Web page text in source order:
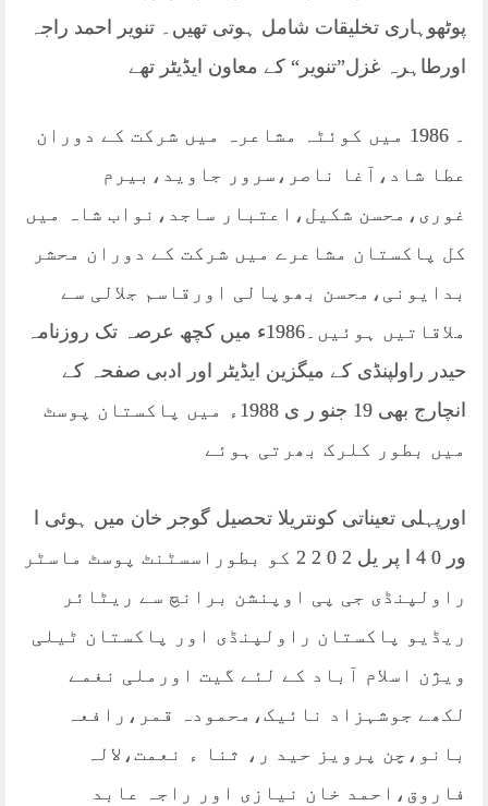
پوٹھوہاری تخلیقات شامل ہوتی تھیں۔ تنویر احمد راجہ
اورطاہرہ غزل”تنویر“ کے معاون ایڈیٹر تھے
۔ 1986 میں کوئٹہ مشاعرہ میں شرکت کے دوران
عطا شاد،آغا ناصر،سرور جاوید،بیرم
غوری،محسن شکیل،اعتبار ساجد،نواب شاہ میں
کل پاکستان مشاعرے میں شرکت کے دوران محشر
بدایونی،محسن بھوپالی اورقاسم جلالی سے
ملاقاتیں ہوئیں۔1986ء میں کچھ عرصہ تک روزنامہ
حیدر راولپنڈی کے میگزین ایڈیٹر اور ادبی صفحہ کے
انچارج بھی 19 جنو ر ی 1988ء میں پاکستان پوسٹ
میں بطور کلرک بھرتی ہوئے
اورپہلی تعیناتی کونتریلا تحصیل گوجر خان میں ہوئی ا
ور 0 4 ا پر یل 2 0 2 2 کو بطوراسسٹنٹ پوسٹ ماسٹر
راولپنڈی جی پی اوپنشن برانچ سے ریٹائر
ریڈیو پاکستان راولپنڈی اور پاکستان ٹیلی
ویژن اسلام آباد کے لئے گیت اورملی نغمے
لکھے جوشہزاد نائیک،محمودہ قمر،رافعہ
بانو،چن پرویز حید ر، ثنا ء نعمت،لالہ
فاروق،احمد خان نیازی اور راجہ عابد